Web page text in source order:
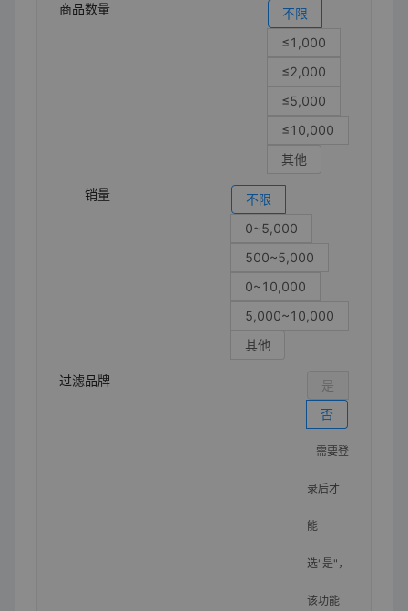
商品数量
不限
≤1,000
≤2,000
≤5,000
≤10,000
其他
销量
不限
0~5,000
500~5,000
0~10,000
5,000~10,000
其他
过滤品牌
是
否
需要登
录后才
能
选"是"，
该功能